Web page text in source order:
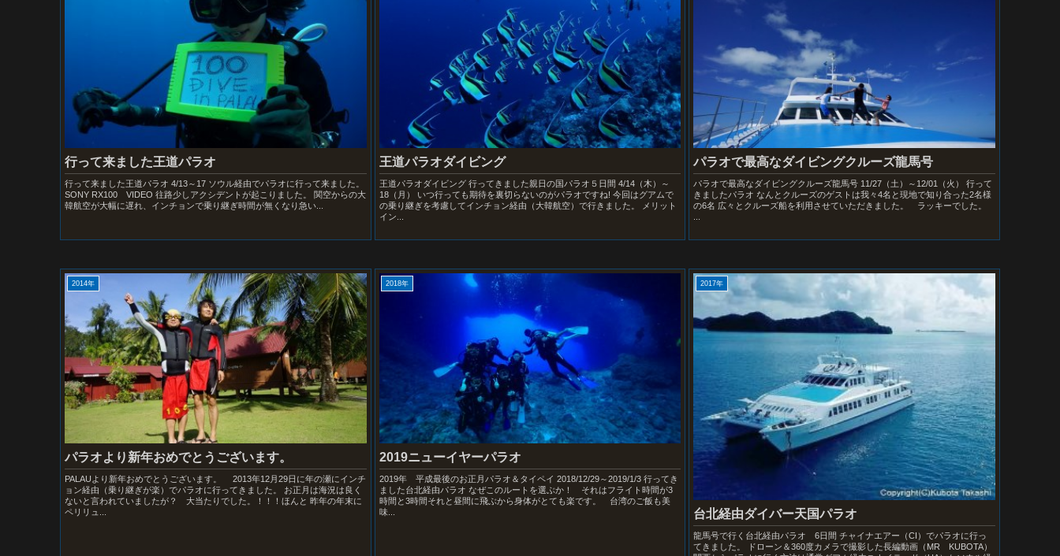
行って来ました王道パラオ
行って来ました王道パラオ 4/13～17 ソウル経由でパラオに行って来ました。
SONY RX100 VIDEO 往路少しアクシデントが起こりました。 関空からの大
韓航空が大幅に遅れ、インチョンで乗り継ぎ時間が無くなり急い...
王道パラオダイビング
王道パラオダイビング 行ってきました親日の国パラオ５日間 4/14（木）～
18（月） いつ行っても期待を裏切らないのがパラオですね! 今回はグアムで
の乗り継ぎを考慮してインチョン経由（大韓航空）で行きました。 メリット
イン...
パラオで最高なダイビングクルーズ龍馬号
パラオで最高なダイビングクルーズ龍馬号 11/27（土）～12/01（火） 行って
きましたパラオ なんとクルーズのゲストは我々4名と現地で知り合った2名様
の6名 広々とクルーズ船を利用させていただきました。 ラッキーでした。
...
2014年
パラオより新年おめでとうございます。
PALAUより新年おめでとうございます。 2013年12月29日に年の瀬にインチ
ョン経由（乗り継ぎが楽）でパラオに行ってきました。 お正月は海況は良く
ないと言われていましたが？ 大当たりでした。！！！ほんと 昨年の年末に
ペリリュ...
2018年
2019ニューイヤーパラオ
2019年 平成最後のお正月パラオ＆タイペイ 2018/12/29～2019/1/3 行ってき
ました台北経由パラオ なぜこのルートを選ぶか！ それはフライト時間が3
時間と3時間それと昼間に飛ぶから身体がとても楽です。 台湾のご飯も美
味...
2017年
台北経由ダイバー天国パラオ
龍馬号で行く台北経由パラオ 6日間 チャイナエアー（CI）でパラオに行っ
てきました。 ドローン＆360度カメラで撮影した長編動画（MR KUBOTA）